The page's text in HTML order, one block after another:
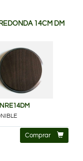
14CM DM
Comprar